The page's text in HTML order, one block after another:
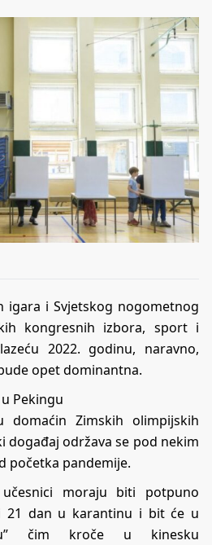
igara i Svjetskog nogometnog
kongresnih izbora, sport i
2022. godinu, naravno,
opet dominantna.
Pekingu
Zimskih olimpijskih
događaj održava se pod nekim
početka pandemije.
moraju biti potpuno
21 dan u karantinu i bit će u
čim kroče u kinesku